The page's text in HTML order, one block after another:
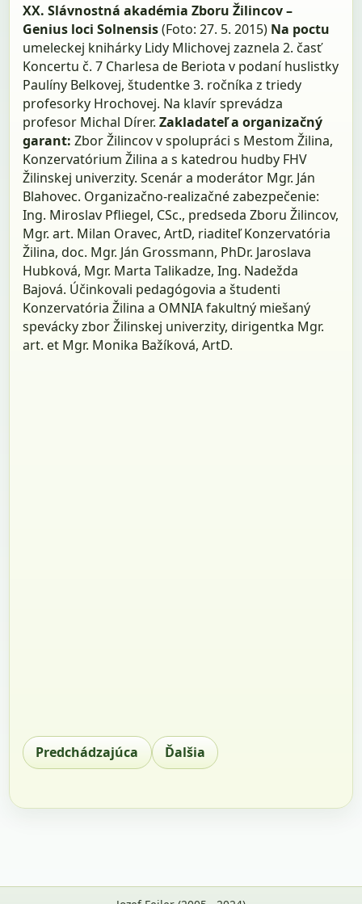
XX. Slávnostná akadémia Zboru Žilincov –
Genius loci Solnensis(Foto: 27. 5. 2015) Na poctu
umeleckej knihárky Lidy Mlichovej zaznela 2. časť
Koncertu č. 7 Charlesa de Beriota v podaní huslistky
Paulíny Belkovej, študentke 3. ročníka z triedy
profesorky Hrochovej. Na klavír sprevádza
profesor Michal Dírer.Zakladateľ a organizačný
garant:Zbor Žilincov v spolupráci s Mestom Žilina,
Konzervatórium Žilina a s katedrou hudby FHV
Žilinskej univerzity. Scenár a moderátor Mgr. Ján
Blahovec. Organizačno-realizačné zabezpečenie:
Ing. Miroslav Pfliegel, CSc., predseda Zboru Žilincov,
Mgr. art. Milan Oravec, ArtD, riaditeľ Konzervatória
Žilina, doc. Mgr. Ján Grossmann, PhDr. Jaroslava
Hubková, Mgr. Marta Talikadze, Ing. Nadežda
Bajová. Účinkovali pedagógovia a študenti
Konzervatória Žilina a OMNIA fakultný miešaný
spevácky zbor Žilinskej univerzity, dirigentka Mgr.
art. et Mgr. Monika Bažíková, ArtD.
Predchádzajúca Ďalšia